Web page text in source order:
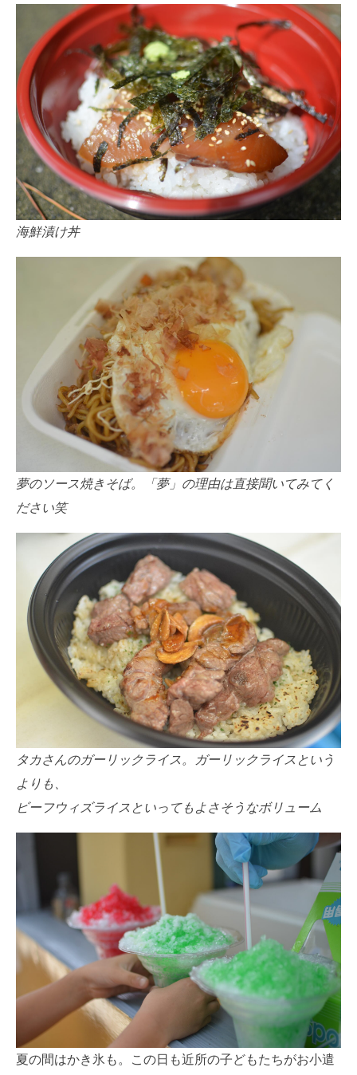
海鮮漬け丼
夢のソース焼きそば。「夢」の理由は直接聞いてみてく
ださい笑
タカさんのガーリックライス。ガーリックライスという
よりも、
ビーフウィズライスといってもよさそうなボリューム
夏の間はかき氷も。この日も近所の子どもたちがお小遣